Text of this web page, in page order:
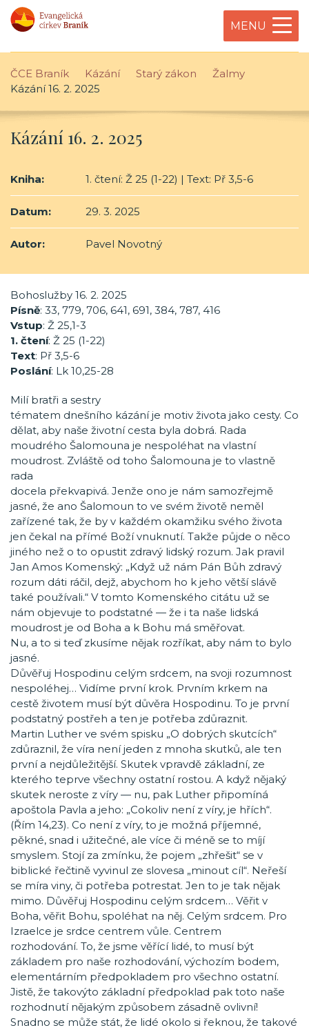
MENU
ČCE Braník Kázání Starý zákon
Žalmy
Kázání 16. 2. 2025
Kázání 16. 2. 2025
Kniha: 1. čtení: Ž 25 (1-22) | Text: Př 3,5-6
Datum: 29. 3. 2025
Autor: Pavel Novotný
Bohoslužby 16. 2. 2025
Písně: 33, 779, 706, 641, 691, 384, 787, 416
Vstup: Ž 25,1-3
1. čtení: Ž 25 (1-22)
Text: Př 3,5-6
Poslání: Lk 10,25-28
Milí bratři a sestry
tématem dnešního kázání je motiv života jako cesty. Co
dělat, aby naše životní cesta byla dobrá. Rada
moudrého Šalomouna je nespoléhat na vlastní
moudrost. Zvláště od toho Šalomouna je to vlastně
rada
docela překvapivá. Jenže ono je nám samozřejmě
jasné, že ano Šalomoun to ve svém životě neměl
zařízené tak, že by v každém okamžiku svého života
jen čekal na přímé Boží vnuknutí. Takže půjde o něco
jiného než o to opustit zdravý lidský rozum. Jak pravil
Jan Amos Komenský: „Když už nám Pán Bůh zdravý
rozum dáti ráčil, dejž, abychom ho k jeho větší slávě
také používali.“ V tomto Komenského citátu už se
nám objevuje to podstatné — že i ta naše lidská
moudrost je od Boha a k Bohu má směřovat.
Nu, a to si teď zkusíme nějak rozříkat, aby nám to bylo
jasné.
Důvěřuj Hospodinu celým srdcem, na svoji rozumnost
nespoléhej… Vidíme první krok. Prvním krkem na
cestě životem musí být důvěra Hospodinu. To je první
podstatný postřeh a ten je potřeba zdůraznit.
Martin Luther ve svém spisku „O dobrých skutcích“
zdůraznil, že víra není jeden z mnoha skutků, ale ten
první a nejdůležitější. Skutek vpravdě základní, ze
kterého teprve všechny ostatní rostou. A když nějaký
skutek neroste z víry — nu, pak Luther připomíná
apoštola Pavla a jeho: „Cokoliv není z víry, je hřích“.
(Řím 14,23). Co není z víry, to je možná příjemné,
pěkné, snad i užitečné, ale více či méně se to míjí
smyslem. Stojí za zmínku, že pojem „zhřešit“ se v
biblické řečtině vyvinul ze slovesa „minout cíl“. Neřeší
se míra viny, či potřeba potrestat. Jen to je tak nějak
mimo. Důvěřuj Hospodinu celým srdcem… Věřit v
Boha, věřit Bohu, spoléhat na něj. Celým srdcem. Pro
Izraelce je srdce centrem vůle. Centrem
rozhodování. To, že jsme věřící lidé, to musí být
základem pro naše rozhodování, výchozím bodem,
elementárním předpokladem pro všechno ostatní.
Jistě, že takovýto základní předpoklad pak toto naše
rozhodnutí nějakým způsobem zásadně ovlivní!
Snadno se může stát, že lidé okolo si řeknou, že takové